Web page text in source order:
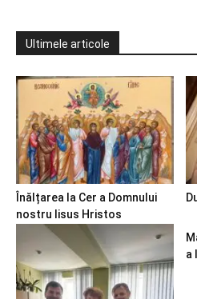
Ultimele articole
Înălțarea la Cer a Domnului
nostru Iisus Hristos
a